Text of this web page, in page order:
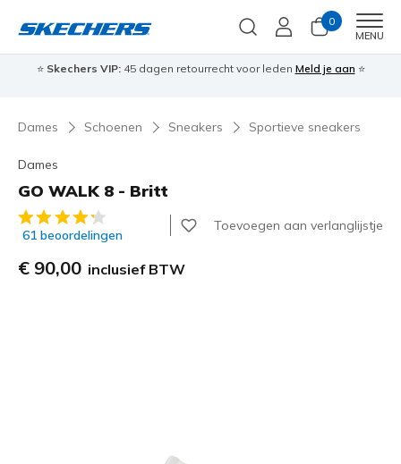
0
MENU
⭐ Skechers VIP:45 dagen retourrecht voor leden Meld je aan ⭐
Dames Schoenen Sneakers Sportieve sneakers
Dames
GO WALK 8 - Britt
3,6 van de 5 klantbeoordelingen
61 beoordelingen
Toevoegen aan verlanglijstje
€ 90,00 inclusief BTW